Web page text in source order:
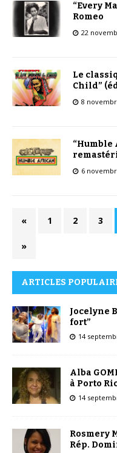
“Every
Romeo
22
Le
Child”
8
“Humble
6
« 1 2 3
»
ARTICLES
Jocelyne
fort”
14
Alba
à Porto
14
Rosmery
Rép.